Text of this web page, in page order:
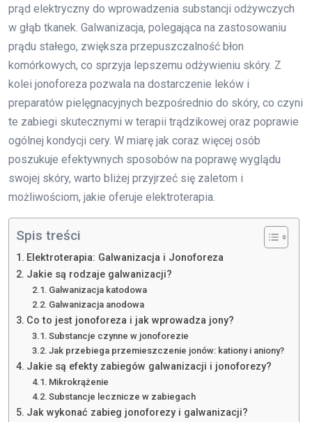
prąd elektryczny do wprowadzenia substancji odżywczych
w głąb tkanek. Galwanizacja, polegająca na zastosowaniu
prądu stałego, zwiększa przepuszczalność błon
komórkowych, co sprzyja lepszemu odżywieniu skóry. Z
kolei jonoforeza pozwala na dostarczenie leków i
preparatów pielęgnacyjnych bezpośrednio do skóry, co czyni
te zabiegi skutecznymi w terapii trądzikowej oraz poprawie
ogólnej kondycji cery. W miarę jak coraz więcej osób
poszukuje efektywnych sposobów na poprawę wyglądu
swojej skóry, warto bliżej przyjrzeć się zaletom i
możliwościom, jakie oferuje elektroterapia.
Spis treści
Elektroterapia: Galwanizacja i Jonoforeza
Jakie są rodzaje galwanizacji?
Galwanizacja katodowa
Galwanizacja anodowa
Co to jest jonoforeza i jak wprowadza jony?
Substancje czynne w jonoforezie
Jak przebiega przemieszczenie jonów: kationy i aniony?
Jakie są efekty zabiegów galwanizacji i jonoforezy?
Mikrokrążenie
Substancje lecznicze w zabiegach
Jak wykonać zabieg jonoforezy i galwanizacji?